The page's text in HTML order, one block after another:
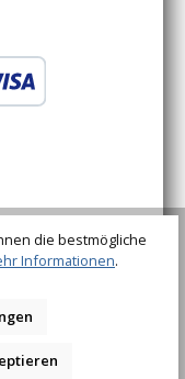
S…Mehr
die bestmögliche
Informationen.